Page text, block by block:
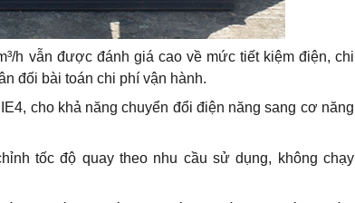
h vẫn được đánh giá cao về mức tiết kiệm điện, chi
đối bài toán chi phí vận hành.
cho khả năng chuyển đổi điện năng sang cơ năng
tốc độ quay theo nhu cầu sử dụng, không chạy